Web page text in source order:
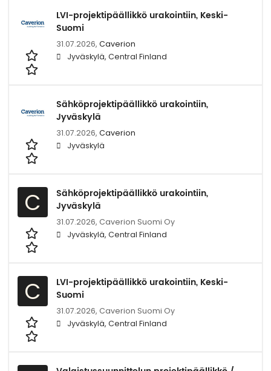
LVI-projektipäällikkö urakointiin, Keski-
Suomi
31.07.2026, Caverion
Jyväskylä, Central Finland
Sähköprojektipäällikkö urakointiin,
Jyväskylä
31.07.2026, Caverion
Jyväskylä
C
Sähköprojektipäällikkö urakointiin,
Jyväskylä
31.07.2026, Caverion Suomi Oy
Jyväskylä, Central Finland
C
LVI-projektipäällikkö urakointiin, Keski-
Suomi
31.07.2026, Caverion Suomi Oy
Jyväskylä, Central Finland